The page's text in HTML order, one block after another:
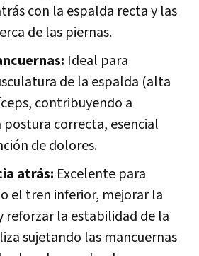
con la espalda recta y las
de las piernas.
Ideal para
de la espalda (alta
contribuyendo a
correcta, esencial
de dolores.
atrás: Excelente para
el tren inferior, mejorar la
reforzar la estabilidad de la
sujetando las mancuernas